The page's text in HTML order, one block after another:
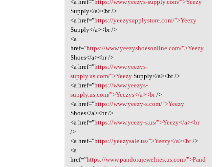
<a href="https://www.yeezys-supply.com/">Yeezy
Supply</a><br />
<a href="https://yeezysupplystore.com/">Yeezy
Supply</a><br />
<a
href="https://www.yeezyshoesonline.com/">Yeezy
Shoes</a><br />
<a href="https://www.yeezys-
supply.us.com/">YeezySupply</a><br />
<a href="https://www.yeezys-
supply.us.com/">Yeezys</a><br/>
<a href="https://www.yeezy-s.com/">Yeezy
Shoes</a><br />
<a href="https://www.yeezy-s.us/">Yeezy</a><br
/>
<a href="https://yeezysale.us/">Yeezy</a><br/>
<a
href="https://www.pandorajewelries.us.com/">Pand